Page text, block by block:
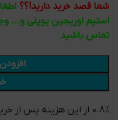
شما قصد خرید دارید!؟؟
استیم اوریجین یوپلی و...
تماس باشید
0.8% از این هزینه پس از خرید به کیف پول شما واریز می شود